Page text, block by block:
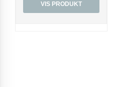
VIS PRODUKT